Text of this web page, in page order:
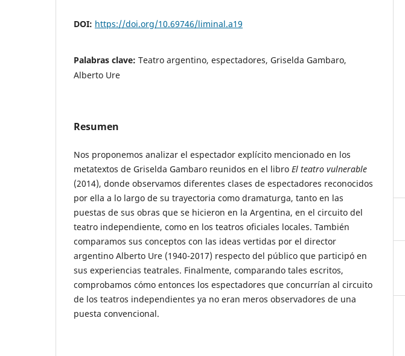
DOI: https://doi.org/10.69746/liminal.a19
Palabras clave: Teatro argentino, espectadores, Griselda Gambaro,
Alberto Ure
Resumen
Nos proponemos analizar el espectador explícito mencionado en los
metatextos de Griselda Gambaro reunidos en el libro El teatro vulnerable
(2014), donde observamos diferentes clases de espectadores reconocidos
por ella a lo largo de su trayectoria como dramaturga, tanto en las
puestas de sus obras que se hicieron en la Argentina, en el circuito del
teatro independiente, como en los teatros oficiales locales. También
comparamos sus conceptos con las ideas vertidas por el director
argentino Alberto Ure (1940-2017) respecto del público que participó en
sus experiencias teatrales. Finalmente, comparando tales escritos,
comprobamos cómo entonces los espectadores que concurrían al circuito
de los teatros independientes ya no eran meros observadores de una
puesta convencional.